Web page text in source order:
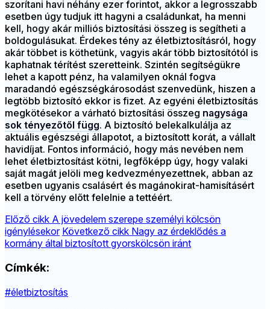
szorítani havi néhány ezer forintot, akkor a legrosszabb
esetben úgy tudjuk itt hagyni a családunkat, ha menni
kell, hogy akár milliós biztosítási összeg is segítheti a
boldogulásukat. Érdekes tény az életbiztosításról, hogy
akár többet is köthetünk, vagyis akár több biztosítótól is
kaphatnak térítést szeretteink. Szintén segítségükre
lehet a kapott pénz, ha valamilyen oknál fogva
maradandó egészségkárosodást szenvedünk, hiszen a
legtöbb biztosító ekkor is fizet. Az egyéni életbiztosítás
megkötésekor a várható biztosítási összeg nagysága
sok tényezőtől függ. A biztosító belekalkulálja az
aktuális egészségi állapotot, a biztosított korát, a vállalt
havidíjat. Fontos információ, hogy más nevében nem
lehet életbiztosítást kötni, legfőképp úgy, hogy valaki
saját magát jelöli meg kedvezményezettnek, abban az
esetben ugyanis csalásért és magánokirat-hamisításért
kell a törvény előtt felelnie a tettéért.
Előző cikk A jövedelem szerepe személyi kölcsön
igénylésekor Következő cikk Nagy az érdeklődés a
kormány által biztosított gyorskölcsön iránt
Címkék:
#életbiztosítás